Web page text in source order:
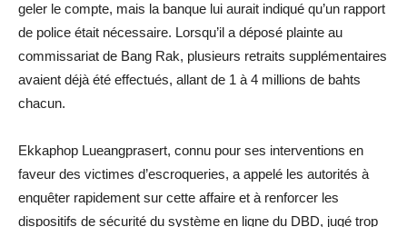
geler le compte, mais la banque lui aurait indiqué qu’un rapport
de police était nécessaire. Lorsqu’il a déposé plainte au
commissariat de Bang Rak, plusieurs retraits supplémentaires
avaient déjà été effectués, allant de 1 à 4 millions de bahts
chacun.
Ekkaphop Lueangprasert, connu pour ses interventions en
faveur des victimes d’escroqueries, a appelé les autorités à
enquêter rapidement sur cette affaire et à renforcer les
dispositifs de sécurité du système en ligne du DBD, jugé trop